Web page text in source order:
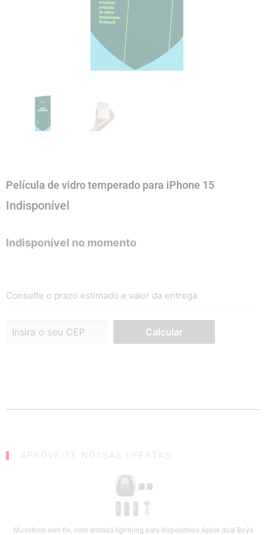
Película de vidro temperado para iPhone 15
Consulte o prazo estimado e valor da entrega
APROVEITE NOSSAS OFERTAS!
Microfone sem fio, com entrada lightning para dispositivos Apple dual Boya